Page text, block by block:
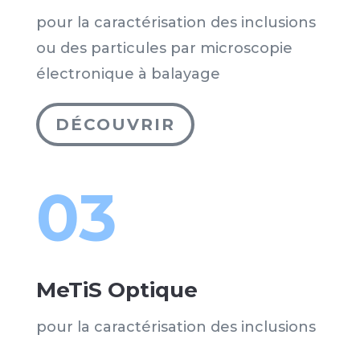
pour la caractérisation des inclusions
ou des particules par microscopie
électronique à balayage
DÉCOUVRIR
03
MeTiS Optique
pour la caractérisation des inclusions